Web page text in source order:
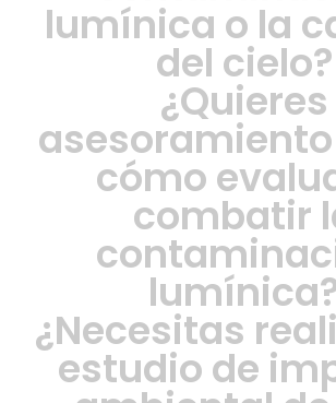
lumínica o la
del cielo?
¿Quieres
cómo
combatir
¿Necesitas
estudio de